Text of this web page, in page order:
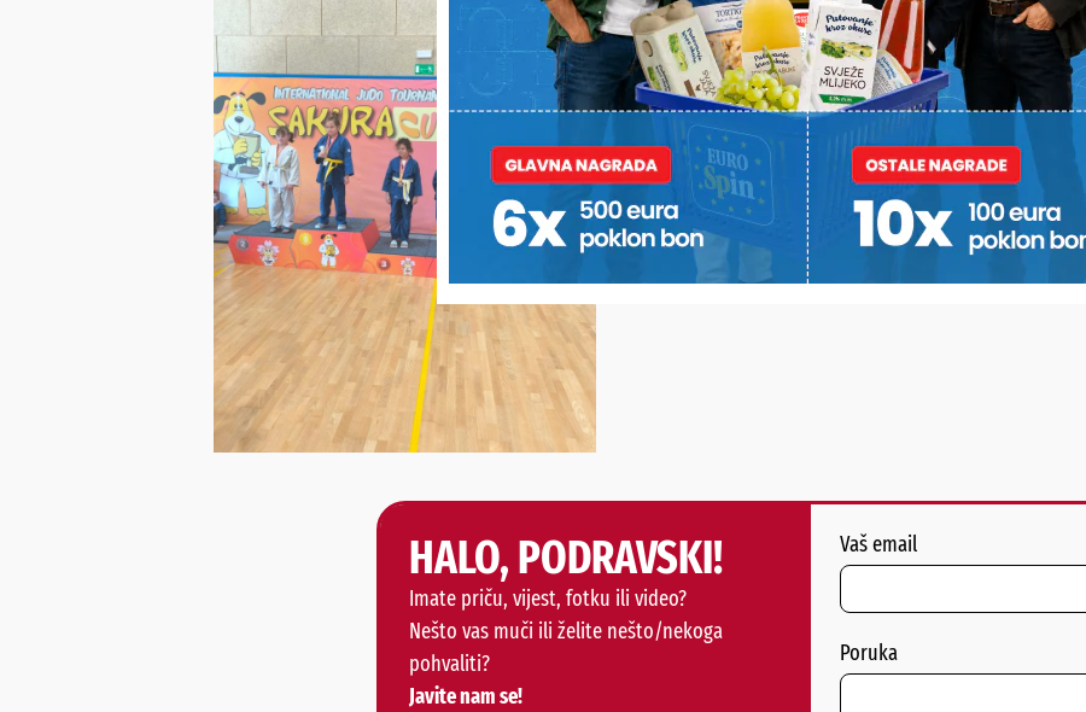
HALO, PODRAVSKI!
Imate priču, vijest, fotku ili video?
Nešto vas muči ili želite nešto/nekoga
pohvaliti?
Javite nam se!
Vaš email
Poruka